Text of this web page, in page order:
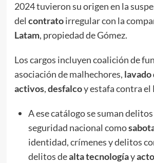
2024 tuvieron su origen en la
del contratoirregular con la
Latam, propiedad de Gómez.
Los cargos incluyen coalición de
asociación de malhechores, lavado
activos,desfalcoy estafa contra el
A ese catálogo se suman
seguridad nacional como
identidad, crímenes y delitos
delitos dealta tecnologíay